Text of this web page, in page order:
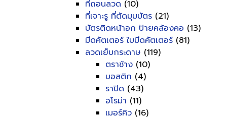
ที่ถอนลวด (10)
ที่เจาะรู ที่ตัดมุมบัตร (21)
บัตรติดหน้าอก ป้ายคล้องคอ (13)
มีดคัตเตอร์ ใบมีดคัตเตอร์ (81)
ลวดเย็บกระดาษ (119)
ตราช้าง (10)
บอสติก (4)
ราปิด (43)
อโรม่า (11)
เมอร์คิว (16)